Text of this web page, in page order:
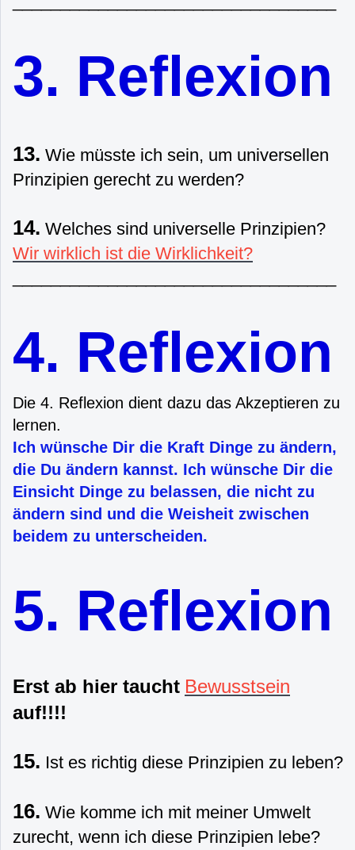
3. Reflexion
13. Wie müsste ich sein, um universellen
Prinzipien gerecht zu werden?
14. Welches sind universelle Prinzipien?
Wir wirklich ist die Wirklichkeit?
4. Reflexion
Die 4. Reflexion dient dazu das Akzeptieren zu
lernen.
Ich wünsche Dir die Kraft Dinge zu ändern,
die Du ändern kannst. Ich wünsche Dir die
Einsicht Dinge zu belassen, die nicht zu
ändern sind und die Weisheit zwischen
beidem zu unterscheiden.
5. Reflexion
Erst ab hier taucht Bewusstsein
auf!!!!
15. Ist es richtig diese Prinzipien zu leben?
16. Wie komme ich mit meiner Umwelt
zurecht, wenn ich diese Prinzipien lebe?